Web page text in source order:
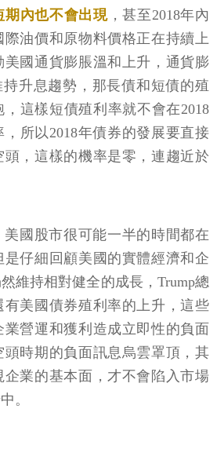
期內也不會出現，甚至2018年內
油價和原物料價格正在持續上
國通貨膨脹溫和上升，通貨膨
持升息趨勢，那長債和短債的殖
這樣短債殖利率就不會在2018
所以2018年債券的發展要直接
，這樣的機率是零，連趨近於
美國股市很可能一半的時間都在
仔細回顧美國的實體經濟和企
維持相對健全的成長，Trump總
美國債券殖利率的上升，這些
營運和獲利造成立即性的負面
時期的負面訊息烏雲罩頂，其
業的基本面，才不會陷入市場
。